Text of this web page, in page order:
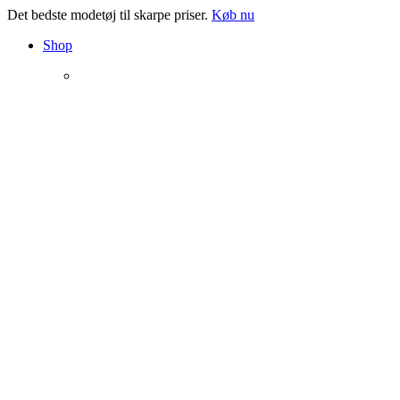
Det bedste modetøj til skarpe priser. Køb nu
Shop